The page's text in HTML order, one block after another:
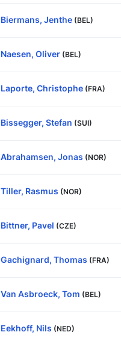
Biermans, Jenthe (BEL)
Naesen, Oliver (BEL)
Laporte, Christophe (FRA)
Bissegger, Stefan (SUI)
Abrahamsen, Jonas (NOR)
Tiller, Rasmus (NOR)
Bittner, Pavel (CZE)
Gachignard, Thomas (FRA)
Van Asbroeck, Tom (BEL)
Eekhoff, Nils (NED)